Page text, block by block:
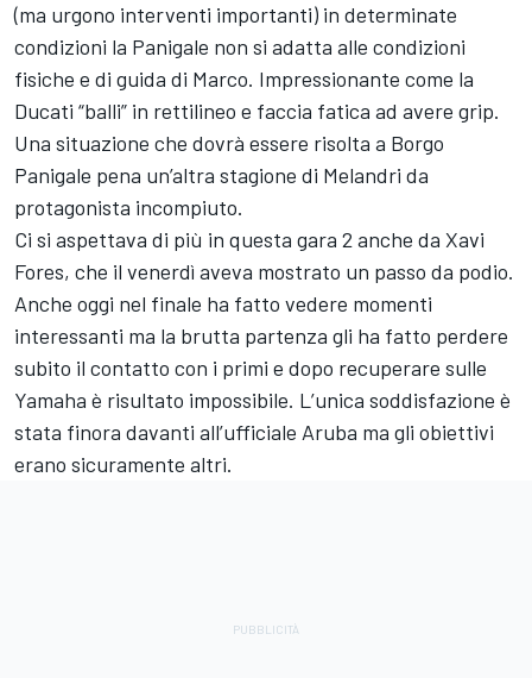
(ma urgono interventi importanti) in determinate
condizioni la Panigale non si adatta alle condizioni
fisiche e di guida di Marco. Impressionante come la
Ducati “balli” in rettilineo e faccia fatica ad avere grip.
Una situazione che dovrà essere risolta a Borgo
Panigale pena un’altra stagione di Melandri da
protagonista incompiuto.
Ci si aspettava di più in questa gara 2 anche da Xavi
Fores, che il venerdì aveva mostrato un passo da podio.
Anche oggi nel finale ha fatto vedere momenti
interessanti ma la brutta partenza gli ha fatto perdere
subito il contatto con i primi e dopo recuperare sulle
Yamaha è risultato impossibile. L’unica soddisfazione è
stata finora davanti all’ufficiale Aruba ma gli obiettivi
erano sicuramente altri.